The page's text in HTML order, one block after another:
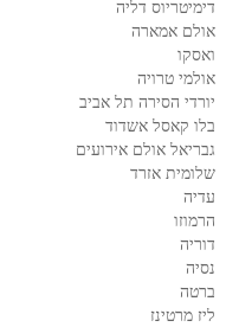
דימיטריוס דליה
אולם אמארה
ואסקו
אולמי טרויה
יורדי הסירה תל אביב
בלו קאסל אשדוד
גבריאל אולם אירועים
שלומית אזרד
עדיה
הרמוזו
דוריה
נסיה
ברטה
ליז מרטינז